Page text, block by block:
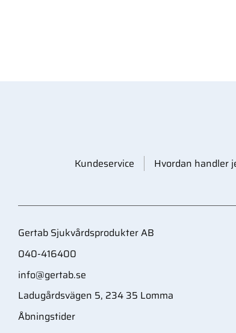
Kundeservice Hvordan handler
Gertab Sjukvårdsprodukter AB
040-416400
info@gertab.se
Ladugårdsvägen 5, 234 35 Lomma
Åbningstider